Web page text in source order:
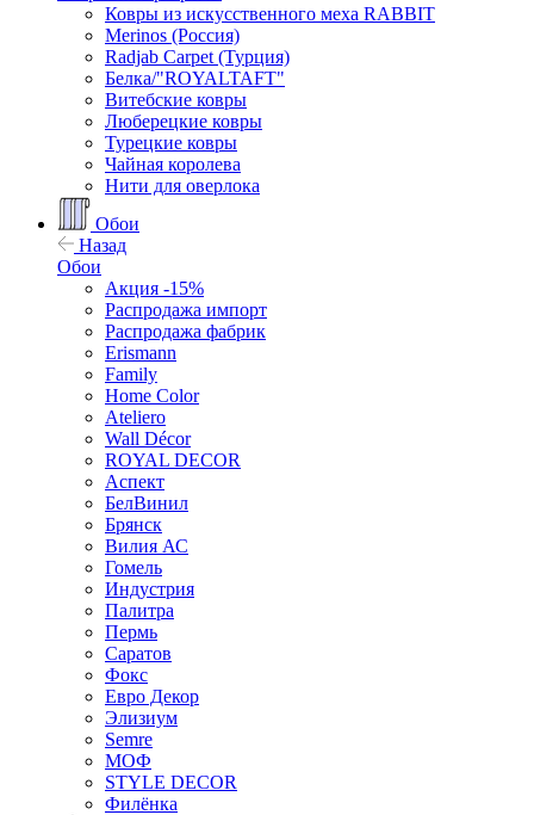
Ковры из искусственного меха RABBIT
Merinos (Россия)
Radjab Carpet (Турция)
Белка/"ROYALTAFT"
Витебские ковры
Люберецкие ковры
Турецкие ковры
Чайная королева
Нити для оверлока
Обои
Назад
Обои
Акция -15%
Распродажа импорт
Распродажа фабрик
Erismann
Family
Home Color
Ateliero
Wall Décor
ROYAL DECOR
Аспект
БелВинил
Брянск
Вилия АС
Гомель
Индустрия
Палитра
Пермь
Саратов
Фокс
Евро Декор
Элизиум
Semre
МОФ
STYLE DECOR
Филёнка